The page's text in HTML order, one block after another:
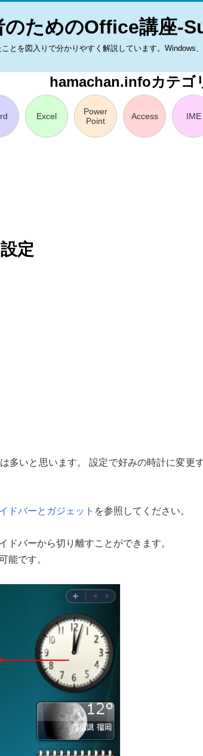
のためのOffice講座-
とを図入りで分かりやすく解説しています。Windows
hamachan.infoカテゴ
Excel
Power
Point
Access IME
定
多いと思います。 設定で好みの時計に変更
ドバーとガジェット を参照してください。
ドバーから切り離すことができます。
能です。